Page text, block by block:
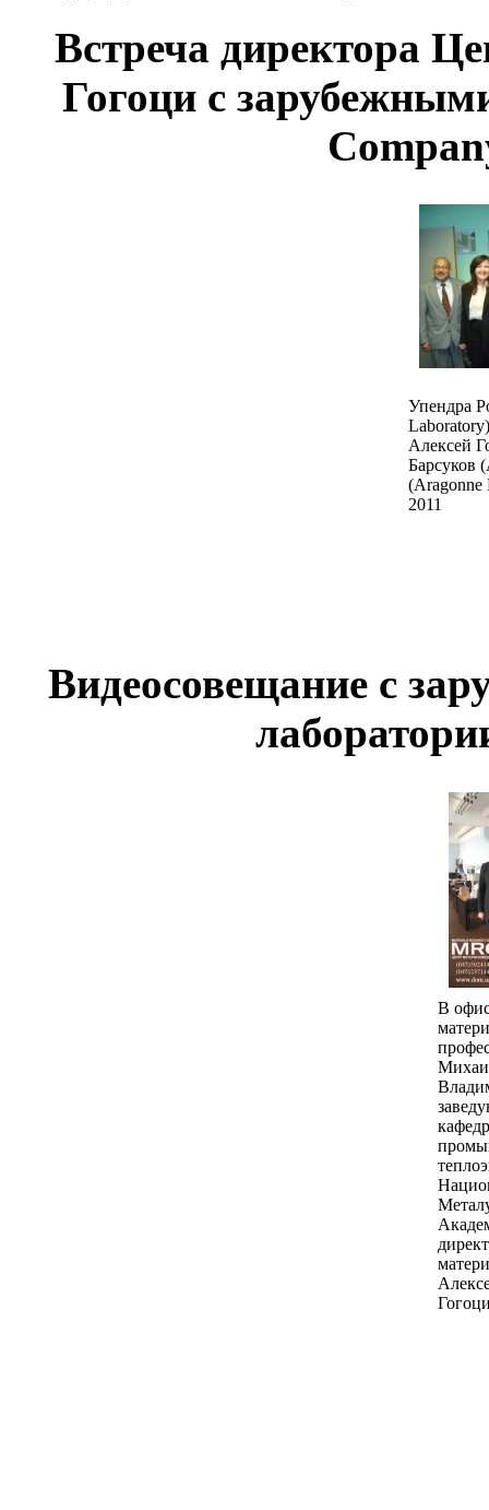
Встреча директора
Гогоци с
Упендра
Алексей
Барсуков
(Aragonne
2011
Видеосовещание с
В